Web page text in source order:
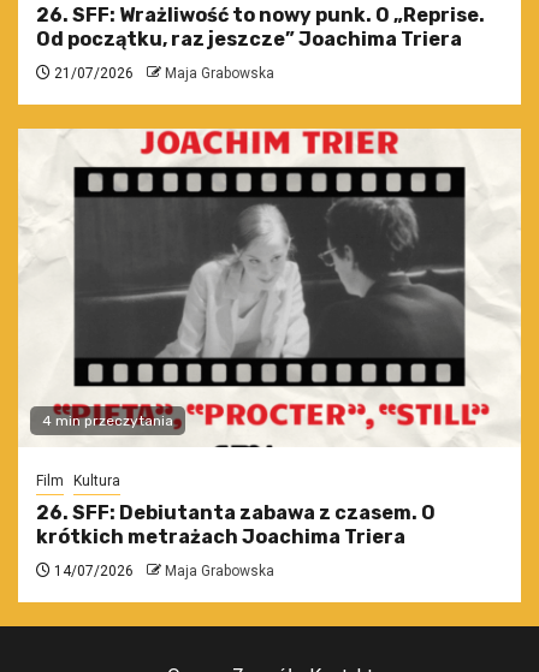
26. SFF: Wrażliwość to nowy punk. O „Reprise.
Od początku, raz jeszcze” Joachima Triera
21/07/2026 Maja Grabowska
4 min przeczytania
Film Kultura
26. SFF: Debiutanta zabawa z czasem. O
krótkich metrażach Joachima Triera
14/07/2026 Maja Grabowska